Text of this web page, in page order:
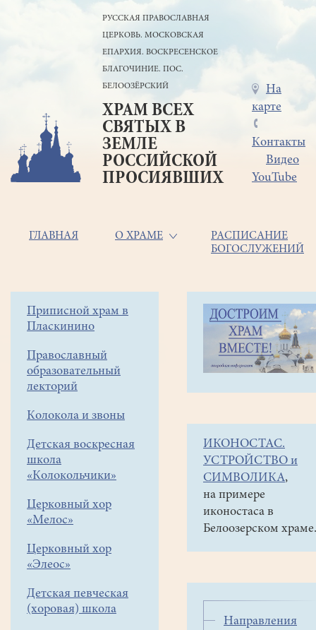
РУССКАЯ ПРАВОСЛАВНАЯ
ЦЕРКОВЬ. МОСКОВСКАЯ
ЕПАРХИЯ. ВОСКРЕСЕНСКОЕ
БЛАГОЧИНИЕ. ПОС.
БЕЛООЗЁРСКИЙ
ХРАМ ВСЕХ
СВЯТЫХ В
ЗЕМЛЕ
РОССИЙСКОЙ
ПРОСИЯВШИХ
Меню
в
шапке
На
карте
Контакты
Видео
YouTube
Основная
ГЛАВНАЯ О ХРАМЕ
РАСПИСАНИЕ
БОГОСЛУЖЕНИЙ
Боковое
меню
Приписной храм в
Пласкинино
Православный
образовательный
лекторий
Колокола и звоны
Детская воскресная
школа
«Колокольчики»
Церковный хор
«Мелос»
Церковный хор
«Элеос»
Детская певческая
(хоровая) школа
Строка
навигации
Совместные
социальные
Муниципальные
Новости
ИКОНОСТАС.
УСТРОЙСТВО и
СИМВОЛИКА,
на примере
иконостаса в
Белоозерском храме.
Направления